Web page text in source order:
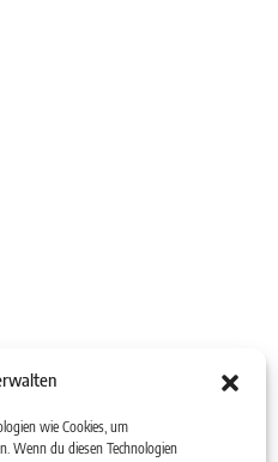
wie Cookies, um
Wenn du diesen Technologien